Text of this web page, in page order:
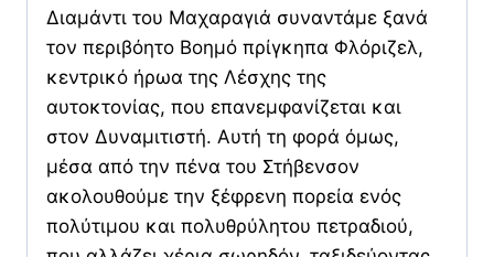
Διαμάντι του Μαχαραγιά συναντάμε ξανά
τον περιβόητο Βοημό πρίγκηπα Φλόριζελ,
κεντρικό ήρωα της Λέσχης της
αυτοκτονίας, που επανεμφανίζεται και
στον Δυναμιτιστή. Αυτή τη φορά όμως,
μέσα από την πένα του Στήβενσον
ακολουθούμε την ξέφρενη πορεία ενός
πολύτιμου και πολυθρύλητου πετραδιού,